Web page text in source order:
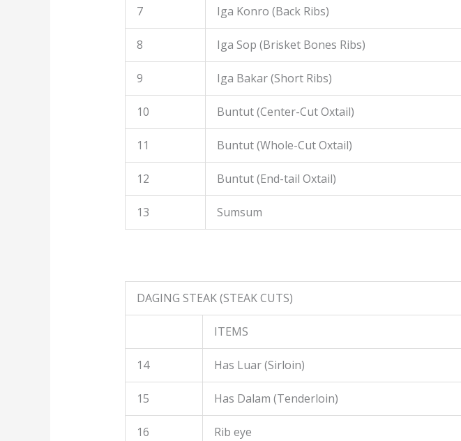
7 Iga Konro (Back Ribs)
8 Iga Sop (Brisket Bones Ribs)
9 Iga Bakar (Short Ribs)
10 Buntut (Center-Cut Oxtail)
11 Buntut (Whole-Cut Oxtail)
12 Buntut (End-tail Oxtail)
13 Sumsum
DAGING STEAK (STEAK CUTS)
ITEMS
14 Has Luar (Sirloin)
15 Has Dalam (Tenderloin)
16 Rib eye